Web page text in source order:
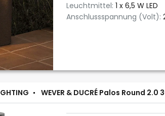
Leuchtmittel: 1 x 6,5 W LED
Anschlussspannung (Volt):
WEVER & DUCRÉ Palos Round